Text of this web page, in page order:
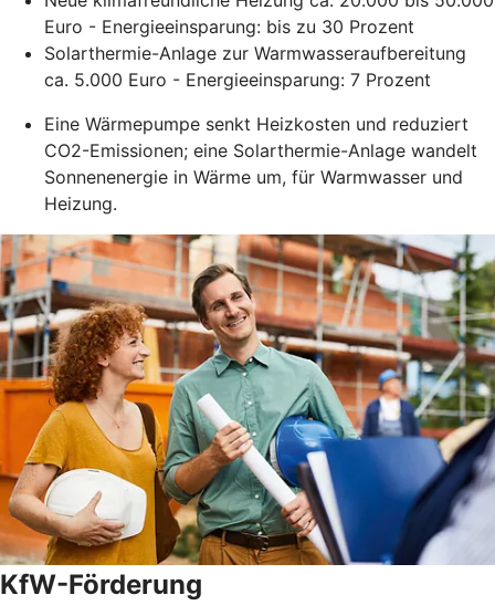
Euro - Energieeinsparung: bis zu 30 Prozent
Solarthermie-Anlage zur Warmwasseraufbereitung
ca. 5.000 Euro - Energieeinsparung: 7 Prozent
Eine Wärmepumpe senkt Heizkosten und reduziert
CO2-Emissionen; eine Solarthermie-Anlage wandelt
Sonnenenergie in Wärme um, für Warmwasser und
Heizung.
KfW-Förderung